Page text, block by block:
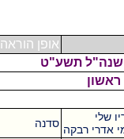
אופן הוראה יום
תשע"ט
רבקה
סדנה